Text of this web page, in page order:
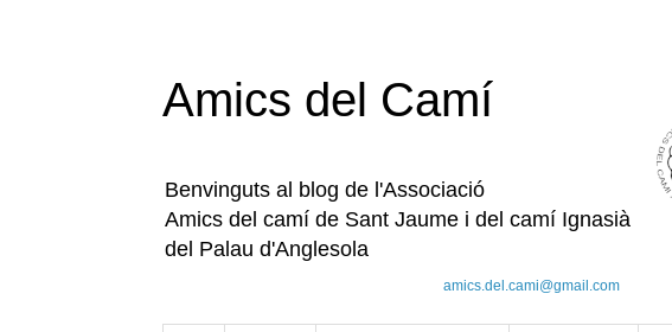
Amics del Camí
Benvinguts al blog de l'Associació
Amics del camí de Sant Jaume i del camí Ignasià
del Palau d'Anglesola
amics.del.cami@gmail.com